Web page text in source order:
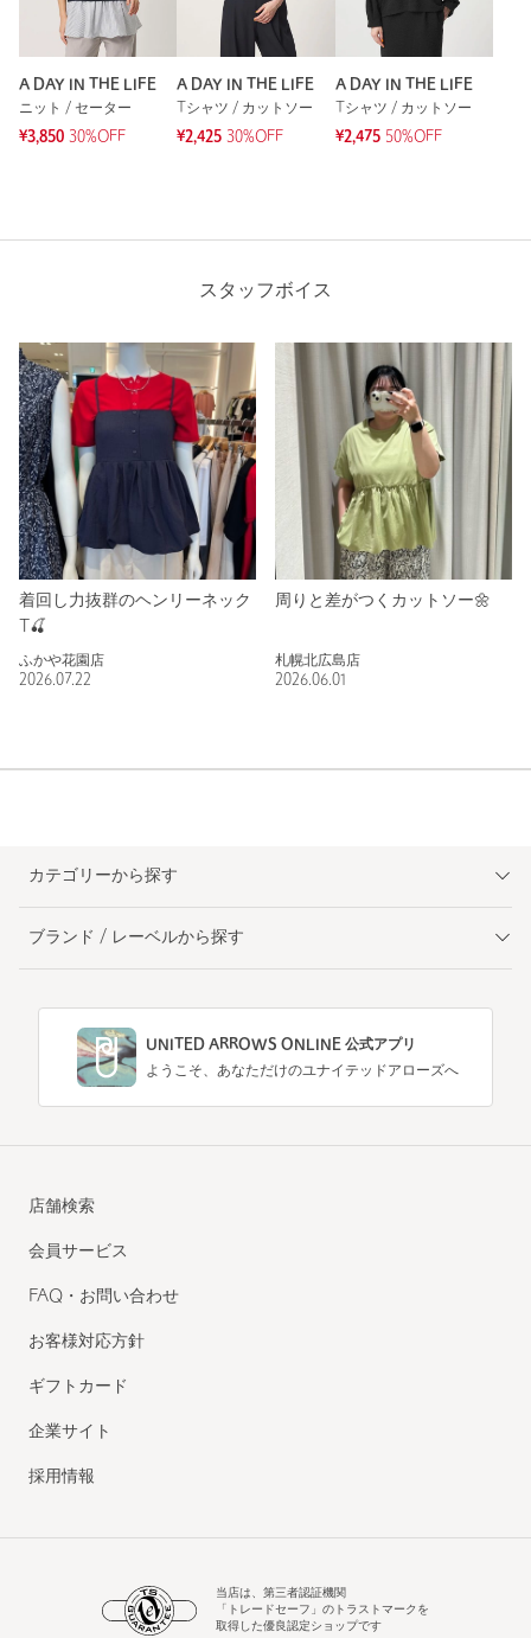
A DAY IN THE LIFE
ニット / セーター
¥3,850 30%OFF
A DAY IN THE LIFE
Tシャツ / カットソー
¥2,425 30%OFF
A DAY IN THE LIFE
Tシャツ / カットソー
¥2,475 50%OFF
スタッフボイス
着回し力抜群のヘンリーネック
T🍒
ふかや花園店
2026.07.22
周りと差がつくカットソー🌼
札幌北広島店
2026.06.01
カテゴリーから探す
ブランド / レーベルから探す
UNITED ARROWS ONLINE 公式アプリ
ようこそ、あなただけのユナイテッドアローズへ
店舗検索
会員サービス
FAQ・お問い合わせ
お客様対応方針
ギフトカード
企業サイト
採用情報
当店は、第三者認証機関
「トレードセーフ」のトラストマークを
取得した優良認定ショップです